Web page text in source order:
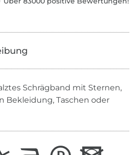
Schrägband mit Sternen,
Bekleidung, Taschen oder